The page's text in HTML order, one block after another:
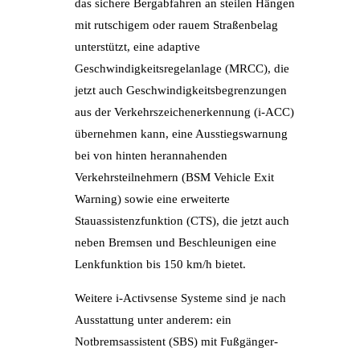
das sichere Bergabfahren an steilen Hängen
mit rutschigem oder rauem Straßenbelag
unterstützt, eine adaptive
Geschwindigkeitsregelanlage (MRCC), die
jetzt auch Geschwindigkeitsbegrenzungen
aus der Verkehrszeichenerkennung (i-ACC)
übernehmen kann, eine Ausstiegswarnung
bei von hinten herannahenden
Verkehrsteilnehmern (BSM Vehicle Exit
Warning) sowie eine erweiterte
Stauassistenzfunktion (CTS), die jetzt auch
neben Bremsen und Beschleunigen eine
Lenkfunktion bis 150 km/h bietet.
Weitere i-Activsense Systeme sind je nach
Ausstattung unter anderem: ein
Notbremsassistent (SBS) mit Fußgänger-